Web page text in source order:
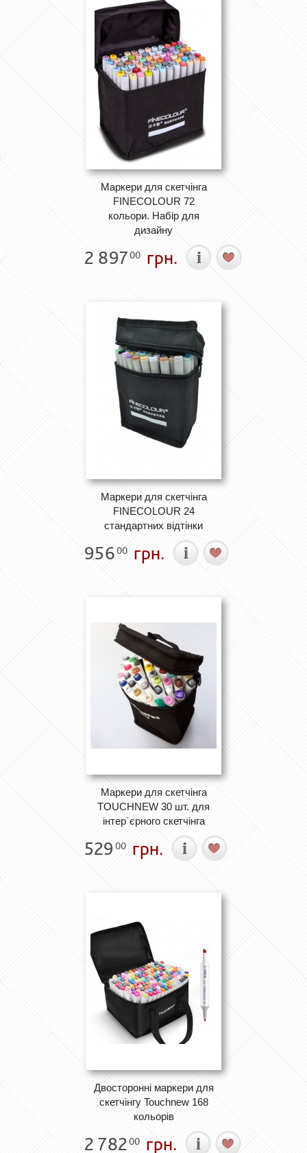
Маркери для скетчінга
FINECOLOUR 72
кольори. Набір для
дизайну
2 89700 грн.
Маркери для скетчінга
FINECOLOUR 24
стандартних відтінки
95600 грн.
Маркери для скетчінга
TOUCHNEW 30 шт. для
інтер`єрного скетчінга
529 00 грн.
Двосторонні маркери для
скетчінгу Touchnew 168
кольорів
2 78200 грн.